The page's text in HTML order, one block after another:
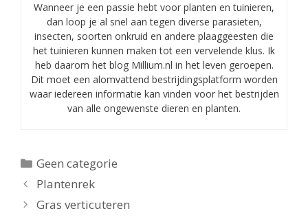
Wanneer je een passie hebt voor planten en tuinieren,
dan loop je al snel aan tegen diverse parasieten,
insecten, soorten onkruid en andere plaaggeesten die
het tuinieren kunnen maken tot een vervelende klus. Ik
heb daarom het blog Millium.nl in het leven geroepen.
Dit moet een alomvattend bestrijdingsplatform worden
waar iedereen informatie kan vinden voor het bestrijden
van alle ongewenste dieren en planten.
Categorieën
Geen categorie
Plantenrek
Gras verticuteren